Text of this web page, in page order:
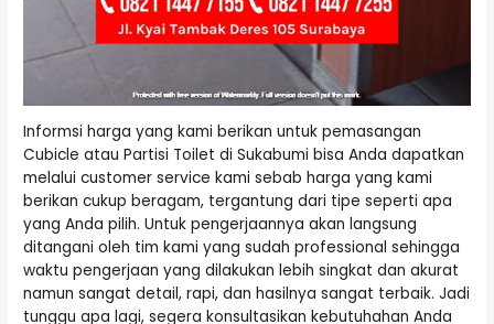
Informsi harga yang kami berikan untuk pemasangan
Cubicle atau Partisi Toilet di Sukabumi bisa Anda dapatkan
melalui customer service kami sebab harga yang kami
berikan cukup beragam, tergantung dari tipe seperti apa
yang Anda pilih. Untuk pengerjaannya akan langsung
ditangani oleh tim kami yang sudah professional sehingga
waktu pengerjaan yang dilakukan lebih singkat dan akurat
namun sangat detail, rapi, dan hasilnya sangat terbaik. Jadi
tunggu apa lagi, segera konsultasikan kebutuhahan Anda